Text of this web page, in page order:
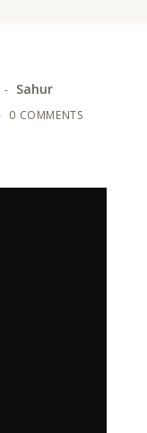
Sahur
0 COMMENTS